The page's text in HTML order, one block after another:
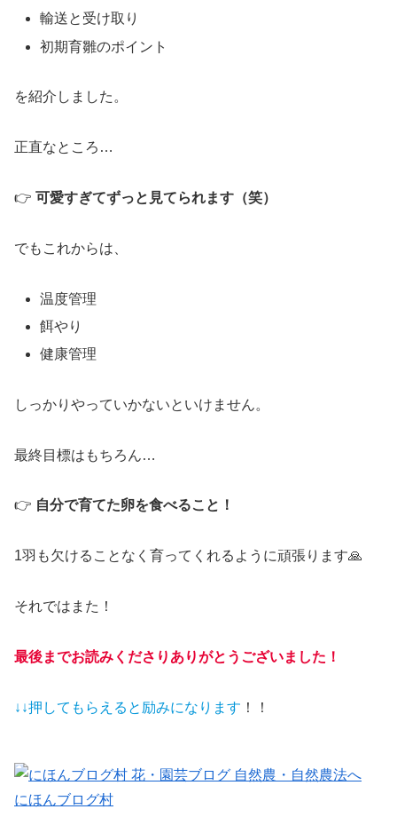
輸送と受け取り
初期育雛のポイント
を紹介しました。
正直なところ…
👉 可愛すぎてずっと見てられます（笑）
でもこれからは、
温度管理
餌やり
健康管理
しっかりやっていかないといけません。
最終目標はもちろん…
👉 自分で育てた卵を食べること！
1羽も欠けることなく育ってくれるように頑張ります🙏
それではまた！
最後までお読みくださりありがとうございました！
↓↓押してもらえると 励みになります ！！
にほんブログ村